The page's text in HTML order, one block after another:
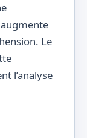
Le
l’analyse